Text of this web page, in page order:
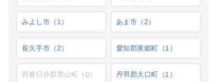
みよし市（1） あま市（2）
長久手市（2） 愛知郡東郷町（1）
西春日井郡豊山町（0） 丹羽郡大口町（1）